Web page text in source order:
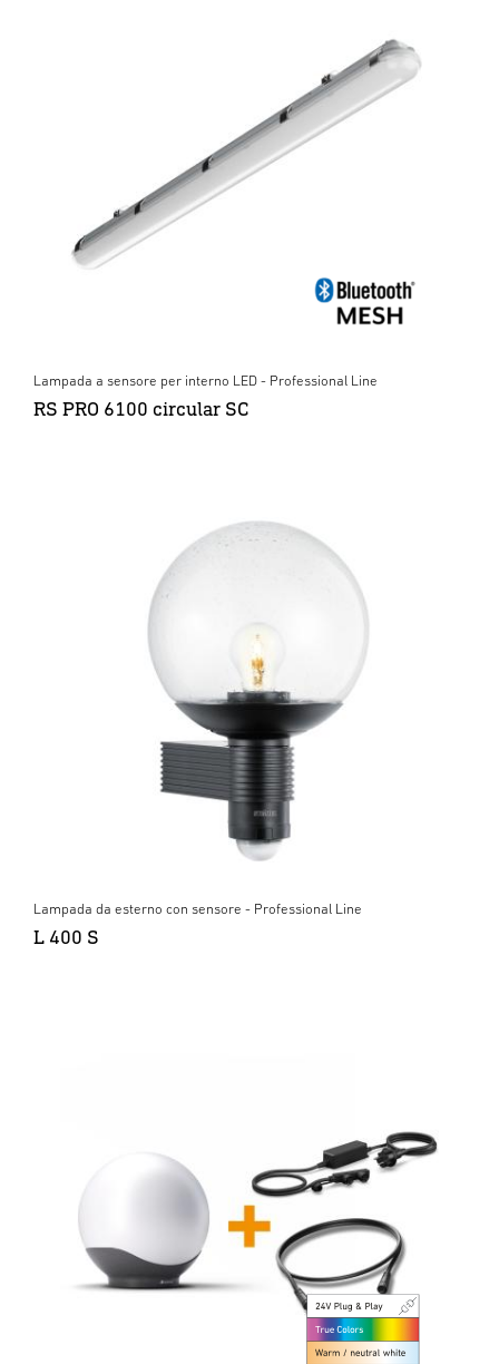
Lampada a sensore per interno LED - Professional Line
RS PRO 6100 circular SC
Lampada da esterno con sensore - Professional Line
L 400 S